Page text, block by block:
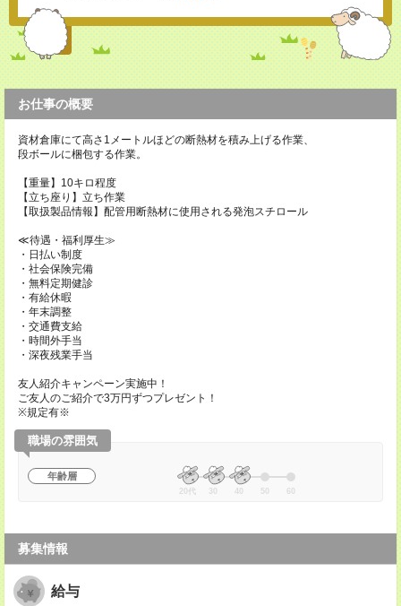
お仕事の概要
資材倉庫にて高さ1メートルほどの断熱材を積み上げる作業、
段ボールに梱包する作業。
【重量】10キロ程度
【立ち座り】立ち作業
【取扱製品情報】配管用断熱材に使用される発泡スチロール
≪待遇・福利厚生≫
・日払い制度
・社会保険完備
・無料定期健診
・有給休暇
・年末調整
・交通費支給
・時間外手当
・深夜残業手当
友人紹介キャンペーン実施中！
ご友人のご紹介で3万円ずつプレゼント！
※規定有※
職場の雰囲気
年齢層
20代 30 40 50 60
募集情報
給与